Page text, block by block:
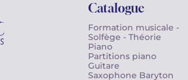
Catalogue
Formation musicale -
Solfège - Théorie
Piano
Partitions piano
Guitare
Saxophone Baryton